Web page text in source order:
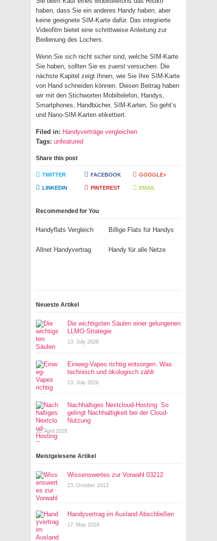
haben, dass Sie ein anderes Handy haben, aber
keine geeignete SIM-Karte dafür. Das integrierte
Videofilm bietet eine schrittweise Anleitung zur
Bedienung des Lochers.
Wenn Sie sich nicht sicher sind, welche SIM-Karte
Sie haben, sollten Sie es zuerst versuchen. Die
nächste Kapitel zeigt Ihnen, wie Sie Ihre SIM-Karte
von Hand schneiden können. Diesen Beitrag haben
wir mit den Stichworten Mobiltelefon, Handys,
Smartphones, Handbücher, SIM-Karten, So geht’s
und Nano-SIM-Karten etikettiert.
Filed in: Handyverträge vergleichen
Tags: unfeatured
Share this post
TWITTER FACEBOOK GOOGLE+
LINKEDIN PINTEREST EMAIL
Recommended for You
Handyflats Vergleich Billige Flats für Handys
Allnet Handyvertrag Handy für alle Netze
Neueste Artikel
Die wichtigsten Säulen einer gelungenen
LLMO-Strategie
13. July 2026
Einweg-Vapes richtig entsorgen: Was
technisch und ökologisch zählt
13. July 2026
Nachhaltiges Nextcloud-Hosting: So
gelingt Nachhaltigkeit bei der Cloud-
Nutzung
20. April 2026
Meistgelesene Artikel
Wissenswertes zur Vorwahl 03212
23. October 2013
Handyvertrag im Ausland Abschließen
17. May 2018